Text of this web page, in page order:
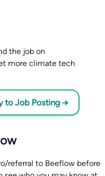
the job on
more climate tech
to Job Posting →
referral to Beeflow before